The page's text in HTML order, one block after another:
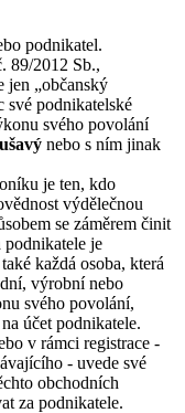
podnikatel.
89/2012 Sb.,
jen „občanský
podnikatelské
svého povolání
nebo s ním jinak
je ten, kdo
výdělečnou
se záměrem činit
podnikatele je
každá osoba, která
výrobní nebo
svého povolání,
účet podnikatele.
v rámci registrace -
- uvede své
obchodních
za podnikatele.